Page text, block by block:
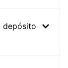
depósito